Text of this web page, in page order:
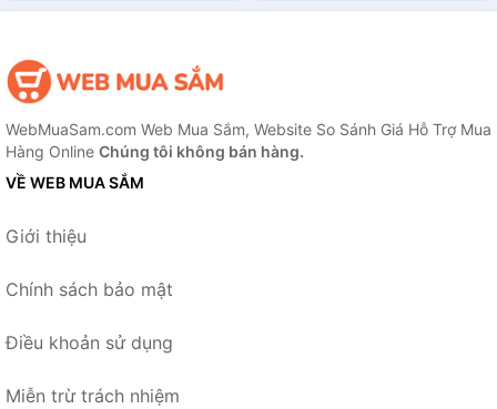
WebMuaSam.com Web Mua Sắm, Website So Sánh Giá Hỗ Trợ Mua
Hàng Online Chúng tôi không bán hàng.
VỀ WEB MUA SẮM
Giới thiệu
Chính sách bảo mật
Điều khoản sử dụng
Miễn trừ trách nhiệm